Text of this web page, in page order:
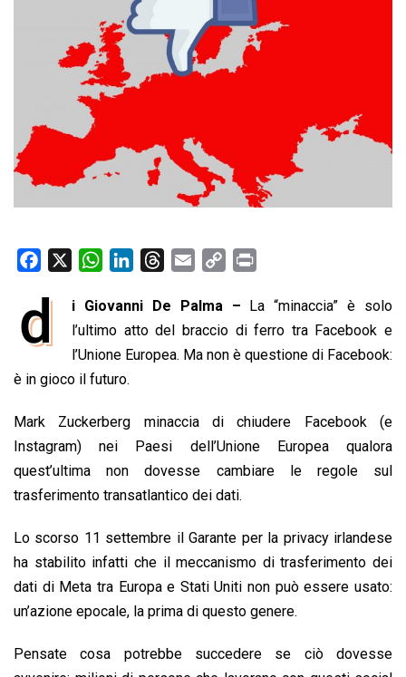
e
o
k
W
a
t
s
A
p
n
k
e
r
e
a
a
i
l
p
y
L
i
n
t
d i Giovanni De Palma – La “minaccia” è solo
l’ultimo atto del braccio di ferro tra Facebook e
l’Unione Europea. Ma non è questione di Facebook:
è in gioco il futuro.
Mark Zuckerberg minaccia di chiudere Facebook (e
Instagram) nei Paesi dell’Unione Europea qualora
quest’ultima non dovesse cambiare le regole sul
trasferimento transatlantico dei dati.
Lo scorso 11 settembre il Garante per la privacy irlandese
ha stabilito infatti che il meccanismo di trasferimento dei
dati di Meta tra Europa e Stati Uniti non può essere usato:
un’azione epocale, la prima di questo genere.
Pensate cosa potrebbe succedere se ciò dovesse